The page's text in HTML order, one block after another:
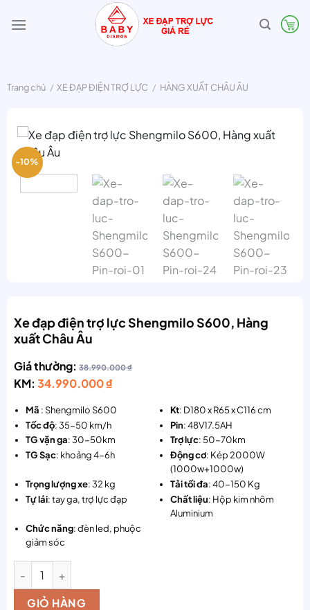
qua
Trang chủ / XE ĐẠP ĐIỆN TRỢ LỰC / HÀNG XUẤT CHÂU ÂU
-10%
Xe đạp điện trợ lực Shengmilo S600, Hàng
xuất Châu Âu
Giá thường:38.990.000₫
KM: 34.990.000₫
Mã : Shengmilo S600 Kt: D180 x R65 x C116 cm
Tốc độ: 35-50 km/h Pin: 48V17.5AH
TG vặn ga: 30-50km Trợ lực: 50-70km
TG Sạc: khoảng 4-6h Động cơ: Kép 2000W
(1000w+1000w)
Trọng lượng xe: 32 kg Tải tối đa: 40-150 Kg
Tự lái: tay ga, trợ lực đạp Chất liệu: Hộp kim nhôm
Aluminium
Chức năng: đèn led, phuộc
giảm sóc
GIỎ HÀNG